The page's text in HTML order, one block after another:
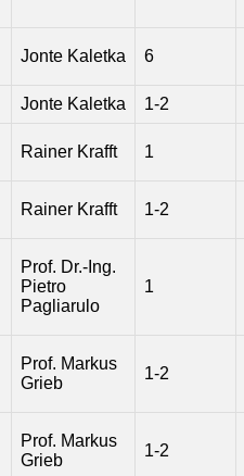
Jonte Kaletka 6
Jonte Kaletka 1-2
Rainer Krafft 1
Rainer Krafft 1-2
Prof. Dr.-Ing.
Pietro
Pagliarulo
1
Prof. Markus
Grieb
1-2
Prof. Markus
Grieb
1-2